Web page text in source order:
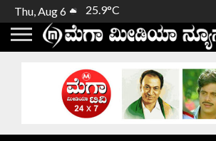
Thu, Aug 6 25.9°C